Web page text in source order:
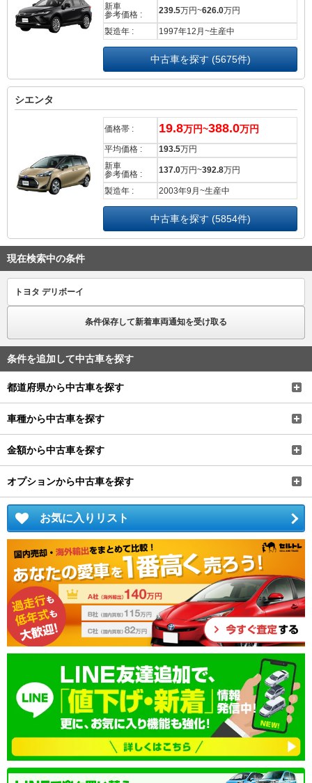
新車
参考価格 :
239.5万円~626.0万円
製造年 : 1997年12月~生産中
中古車を探す (5675件)
シエンタ
価格帯 : 19.8万円~388.0万円
平均価格 : 193.5万円
新車
参考価格 :
137.0万円~392.8万円
製造年 : 2003年9月~生産中
中古車を探す (5854件)
現在検索中の条件
トヨタ デリボーイ
条件保存して新着車両通知を受け取る
条件を追加して中古車を探す
都道府県から中古車を探す
車種から中古車を探す
金額から中古車を探す
オプションから中古車を探す
お気に入りリスト